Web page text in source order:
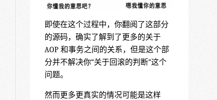
即使在这个过程中，你翻阅了这部分
的源码，确实了解到了更多的关于
AOP 和事务之间的关系，但是这个部
分并不解决你“关于回滚的判断”这个
问题。
然而更多更真实的情况可能是这样